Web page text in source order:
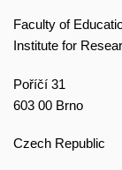
Faculty of
Institute for
Poříčí 31
603 00 Brno
Czech Republic